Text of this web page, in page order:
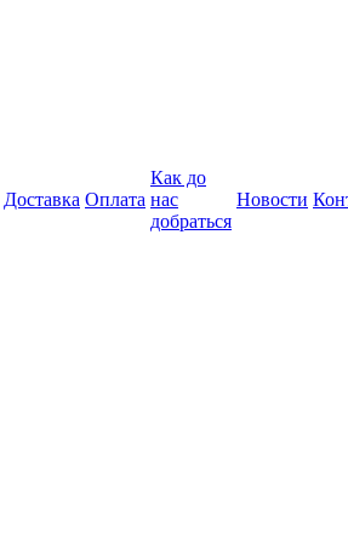
Доставка Оплата
Как до
нас
добраться
Новости